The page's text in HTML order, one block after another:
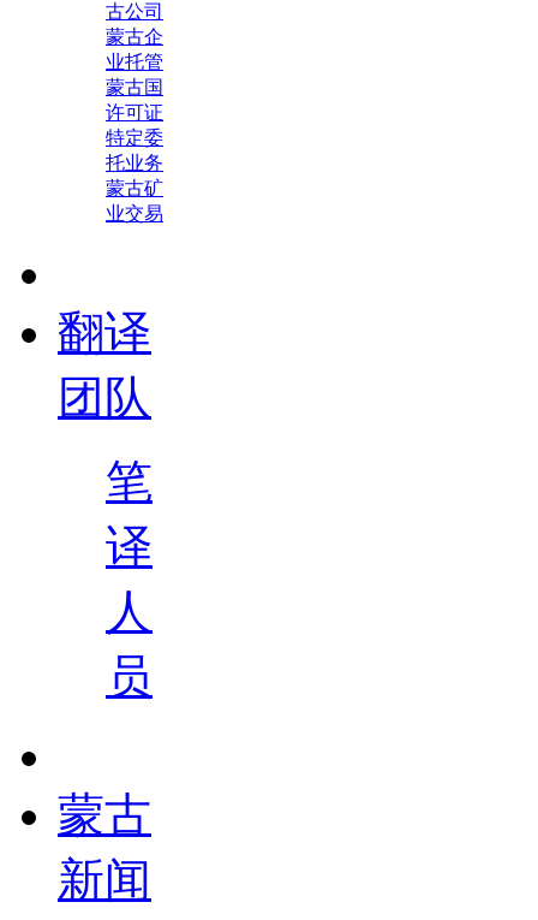
古公司
蒙古企
业托管
蒙古国
许可证
特定委
托业务
蒙古矿
业交易
翻译
团队
笔
译
人
员
蒙古
新闻